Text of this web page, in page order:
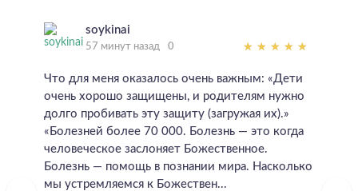
soykinai
57 минут назад 0
Что для меня оказалось очень важным: «Дети
очень хорошо защищены, и родителям нужно
долго пробивать эту защиту (загружая их).»
«Болезней более 70 000. Болезнь — это когда
человеческое заслоняет Божественное.
Болезнь — помощь в познании мира. Насколько
мы устремляемся к Божествен...